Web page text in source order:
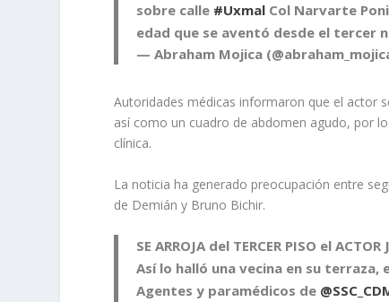
sobre calle #Uxmal Col Narvarte
edad que se aventó desde el tercer
— Abraham Mojica
Autoridades médicas informaron que el actor
así como un cuadro de abdomen agudo, por
clínica.
La noticia ha generado preocupación entre
de Demián y Bruno Bichir.
SE ARROJA del TERCER PISO el ACTOR
Así lo halló una vecina en su terraza,
Agentes y paramédicos de